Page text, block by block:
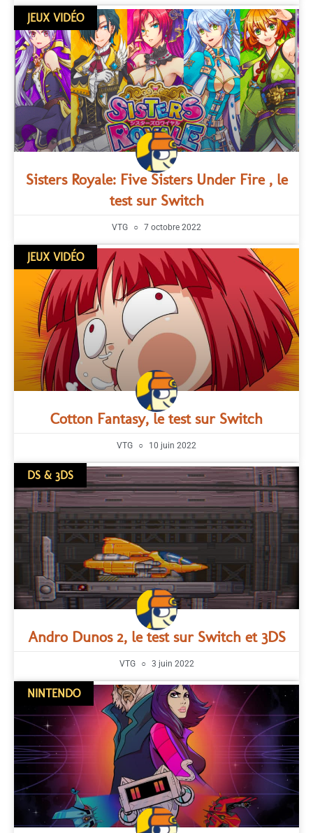
JEUX VIDÉO
Sisters Royale: Five Sisters Under Fire , le
test sur Switch
VTG 7 octobre 2022
JEUX VIDÉO
Cotton Fantasy, le test sur Switch
VTG 10 juin 2022
DS & 3DS
Andro Dunos 2, le test sur Switch et 3DS
VTG 3 juin 2022
NINTENDO